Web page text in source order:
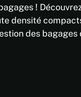
!
densité
des bagages